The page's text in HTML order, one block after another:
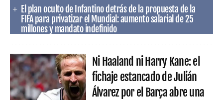
El plan oculto de Infantino detrás de la propuesta de la
FIFA para privatizar el Mundial: aumento salarial de 25
millones y mandato indefinido
Ni Haaland ni Harry Kane: el
fichaje estancado de Julián
Álvarez por el Barça abre una